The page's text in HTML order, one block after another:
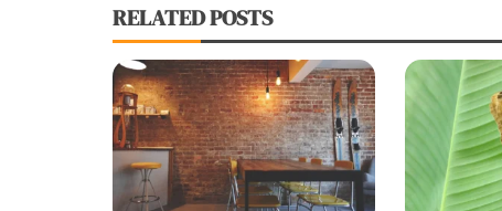
RELATED POSTS